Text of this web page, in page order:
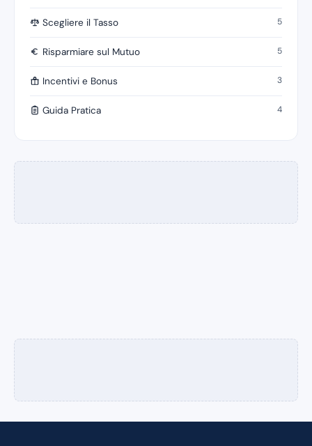
Scegliere il Tasso 5
Risparmiare sul Mutuo 5
Incentivi e Bonus 3
Guida Pratica 4